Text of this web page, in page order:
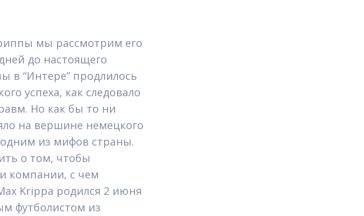
мы рассмотрим его
до настоящего
в “Интере” продлилось
успеха, как следовало
Но как бы то ни
на вершине немецкого
одним из мифов страны.
о том, чтобы
компании, с чем
Krippa родился 2 июня
футболистом из